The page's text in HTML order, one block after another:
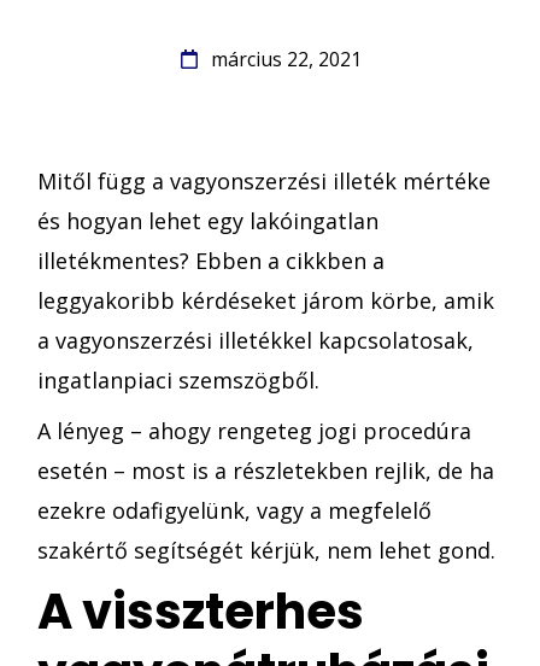
március 22, 2021
Mitől függ a vagyonszerzési illeték mértéke
és hogyan lehet egy lakóingatlan
illetékmentes? Ebben a cikkben a
leggyakoribb kérdéseket járom körbe, amik
a vagyonszerzési illetékkel kapcsolatosak,
ingatlanpiaci szemszögből.
A lényeg – ahogy rengeteg jogi procedúra
esetén – most is a részletekben rejlik, de ha
ezekre odafigyelünk, vagy a megfelelő
szakértő segítségét kérjük, nem lehet gond.
A visszterhes